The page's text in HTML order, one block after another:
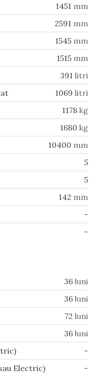
1451 mm
2591 mm
1545 mm
1515 mm
391 litri
1069 litri
1178 kg
1680 kg
10400 mm
5
5
142 mm
-
-
36 luni
36 luni
72 luni
36 luni
-
Electric)
-